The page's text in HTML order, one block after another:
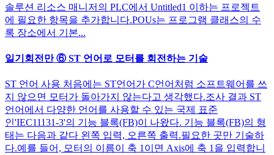
솔루션 리소스 매니저의 PLC에서 Untitled1 이하는 프로젝트
에 필요한 항목을 추가합니다.POUs는 프로그램 클래스의 수
록 장소에서 기본...
일기회전만 ⑥ ST 언어로 모터를 회전하는 기술
ST 언어 사용 처음에는 ST언어가 C언어처럼 소프트웨어를 쓰
지 않으면 모터가 돌아가지 않는다고 생각했다.조사 결과 ST
언어에서 다양한 언어를 사용할 수 있는 국제 표준
인'IEC11131-3'의 기능 블록(FB)이 나왔다. 기능 블록(FB)의 형
태는 다음과 같다 왼쪽 입력, 오른쪽 출력.필요한 곳만 기술하
다.예를 들어, 모터의 이름이 축 1이면 Axis에 축 1을 입력합니